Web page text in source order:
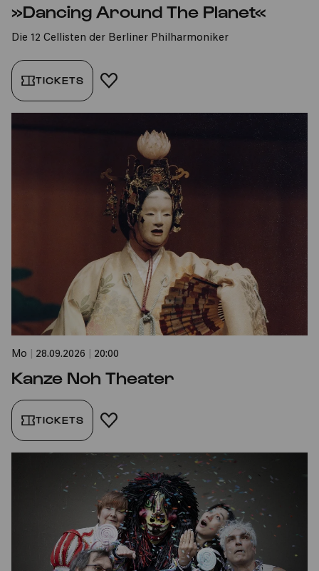
»Dancing Around The Planet«
Die 12 Cellisten der Berliner Philharmoniker
TICKETS FAVORIT HINZUFÜGEN
Mo 28.09.2026 20:00
Kanze Noh Theater
TICKETS FAVORIT HINZUFÜGEN